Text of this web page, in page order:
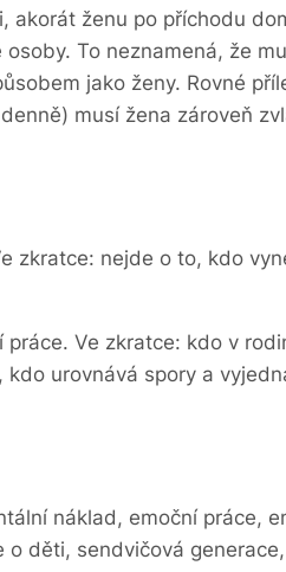
akorát ženu po příchodu
To neznamená, že
jako ženy. Rovné
musí žena zároveň
zkratce: nejde o to, kdo
Ve zkratce: kdo v
urovnává spory a
náklad, emoční práce,
děti, sendvičová